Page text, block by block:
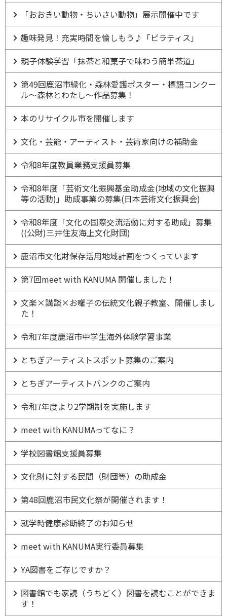
「おおきい動物・ちいさい動物」展示開催中です
趣味発見！充実時間を愉しもう♪「ピラティス」
親子体験学習「抹茶と和菓子で味わう簡単茶道」
第49回鹿沼市緑化・森林愛護ポスター・標語コンクー
ル～森林とわたし～作品募集！
本のリサイクル市を開催します
文化・芸能・アーティスト・芸術家向けの補助金
令和8年度教員業務支援員募集
令和8年度「芸術文化振興基金助成金(地域の文化振興
等の活動)」助成事業の募集(日本芸術文化振興会)
令和8年度「文化の国際交流活動に対する助成」募集
((公財)三井住友海上文化財団)
鹿沼市文化財保存活用地域計画をつくっています
第7回meet with KANUMA 開催しました！
文楽×講談×お囃子の伝統文化親子教室、開催しまし
た！
令和7年度鹿沼市中学生海外体験学習事業
とちぎアーティストスポット募集のご案内
とちぎアーティストバンクのご案内
令和7年度より2学期制を実施します
meet with KANUMAってなに？
学校図書館支援員募集
文化財に対する民間（財団等）の助成金
第48回鹿沼市民文化祭が開催されます！
就学時健康診断終了のお知らせ
meet with KANUMA実行委員募集
YA図書をご存じですか？
図書館でも家読（うちどく）図書を読むことができま
す！